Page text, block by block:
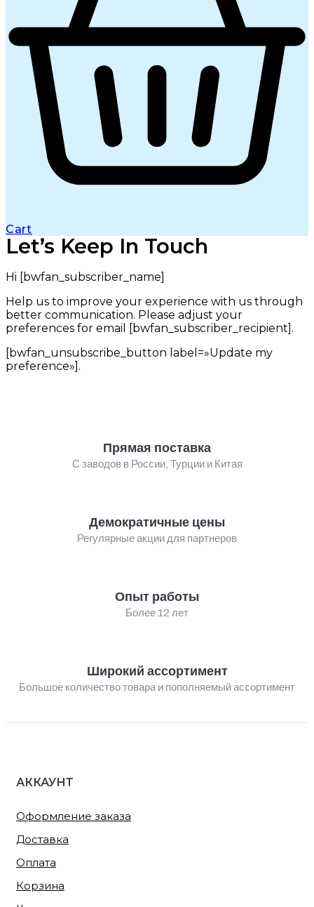
Cart
Let’s Keep In Touch
Hi [bwfan_subscriber_name]
Help us to improve your experience with us through
better communication. Please adjust your
preferences for email [bwfan_subscriber_recipient].
[bwfan_unsubscribe_button label=»Update my
preference»].
Прямая поставка
С заводов в России, Турции и Китая
Демократичные цены
Регулярные акции для партнеров
Опыт работы
Более 12 лет
Широкий ассортимент
Большое количество товара и пополняемый ассортимент
АККАУНТ
Оформление заказа
Доставка
Оплата
Корзина